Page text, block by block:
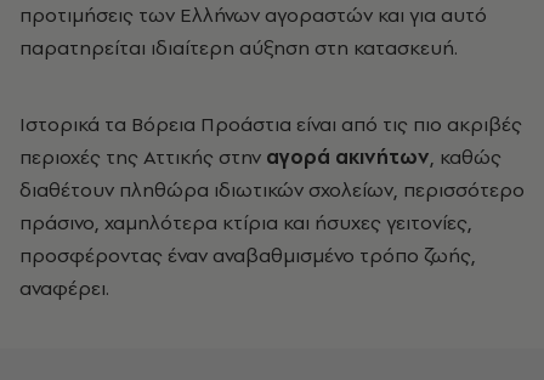
προτιμήσεις των Ελλήνων αγοραστών και για αυτό
παρατηρείται ιδιαίτερη αύξηση στη κατασκευή.
Ιστορικά τα Βόρεια Προάστια είναι από τις πιο ακριβές
περιοχές της Αττικής στην αγορά ακινήτων, καθώς
διαθέτουν πληθώρα ιδιωτικών σχολείων, περισσότερο
πράσινο, χαμηλότερα κτίρια και ήσυχες γειτονίες,
προσφέροντας έναν αναβαθμισμένο τρόπο ζωής,
αναφέρει.